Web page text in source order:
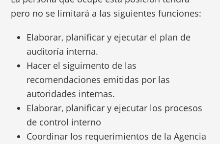
pero no se limitará a las siguientes funciones:
Elaborar, planificar y ejecutar el plan de
auditoría interna.
Hacer el siguimento de las
recomendaciones emitidas por las
autoridades internas.
Elaborar, planificar y ejecutar los procesos
de control interno
Coordinar los requerimientos de la Agencia